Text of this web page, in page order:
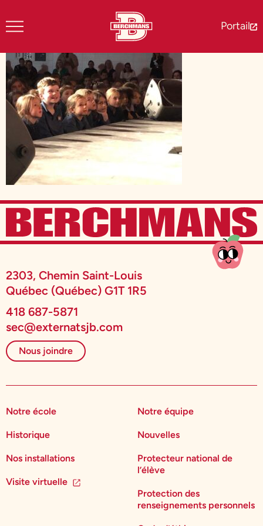
Portail
2303, Chemin Saint-Louis
Québec (Québec) G1T 1R5
418 687-5871
sec@externatsjb.com
Nous joindre
Notre école
Historique
Nos installations
Visite virtuelle
Notre équipe
Nouvelles
Protecteur national de
l’élève
Protection des
renseignements personnels